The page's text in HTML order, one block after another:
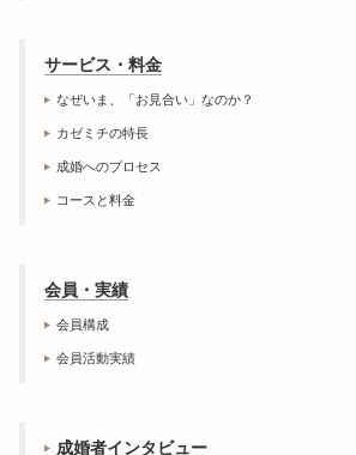
サービス・料金
なぜいま、「お見合い」なのか？
カゼミチの特長
成婚へのプロセス
コースと料金
会員・実績
会員構成
会員活動実績
成婚者インタビュー